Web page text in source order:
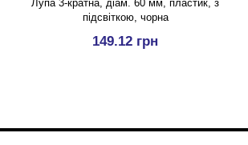
Лупа 3-кратна, діам. 60 мм, пластик, з
підсвіткою, чорна
149.12 грн